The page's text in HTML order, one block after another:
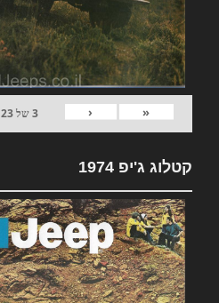
«
‹
3של23
קטלוג ג'יפ 1974